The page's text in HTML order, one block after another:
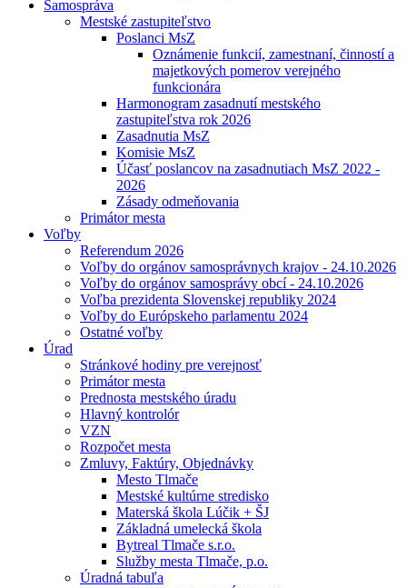
Samospráva
Mestské zastupiteľstvo
Poslanci MsZ
Oznámenie funkcií, zamestnaní, činností a
majetkových pomerov verejného
funkcionára
Harmonogram zasadnutí mestského
zastupiteľstva rok 2026
Zasadnutia MsZ
Komisie MsZ
Účasť poslancov na zasadnutiach MsZ 2022 -
2026
Zásady odmeňovania
Primátor mesta
Voľby
Referendum 2026
Voľby do orgánov samosprávnych krajov - 24.10.2026
Voľby do orgánov samosprávy obcí - 24.10.2026
Voľba prezidenta Slovenskej republiky 2024
Voľby do Európskeho parlamentu 2024
Ostatné voľby
Úrad
Stránkové hodiny pre verejnosť
Primátor mesta
Prednosta mestského úradu
Hlavný kontrolór
VZN
Rozpočet mesta
Zmluvy, Faktúry, Objednávky
Mesto Tlmače
Mestské kultúrne stredisko
Materská škola Lúčik + ŠJ
Základná umelecká škola
Bytreal Tlmače s.r.o.
Služby mesta Tlmače, p.o.
Úradná tabuľa